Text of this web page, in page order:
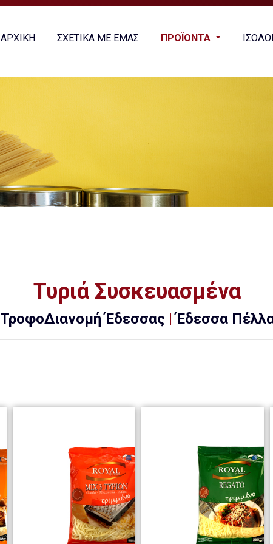
ΑΡΧΙΚΗ ΣΧΕΤΙΚΑ ΜΕ ΕΜΑΣ ΠΡΟΪΟΝΤΑ
Τυριά Συσκευασμένα
ΤροφοΔιανομή Έδεσσας |Έδεσσα